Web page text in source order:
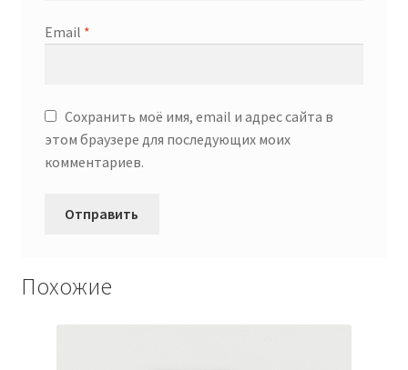
Email *
Сохранить моё имя, email и адрес сайта в
этом браузере для последующих моих
комментариев.
Похожие